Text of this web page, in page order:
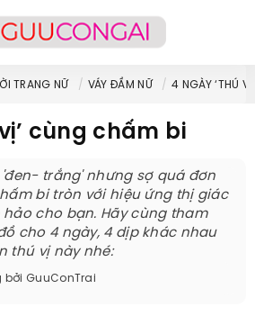
TRANG NỮ VÁY ĐẦM NỮ 4 NGÀY ‘THÚ
cùng chấm bi
trắng' nhưng sợ quá đơn
bi tròn với hiệu ứng thị giác
cho bạn. Hãy cùng tham
cho 4 ngày, 4 dịp khác nhau
thú vị này nhé:
bởi GuuConTrai